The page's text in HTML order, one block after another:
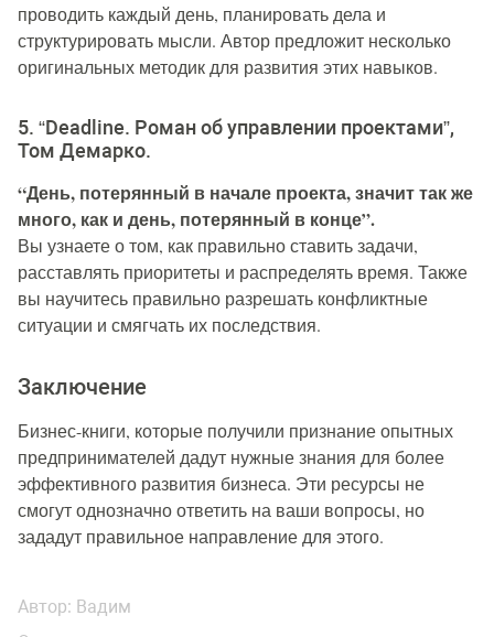
проводить каждый день, планировать дела и
структурировать мысли. Автор предложит несколько
оригинальных методик для развития этих навыков.
5. “Deadline. Роман об управлении проектами”,
Том Демарко.
“День, потерянный в начале проекта, значит так же
много, как и день, потерянный в конце”.
Вы узнаете о том, как правильно ставить задачи,
расставлять приоритеты и распределять время. Также
вы научитесь правильно разрешать конфликтные
ситуации и смягчать их последствия.
Заключение
Бизнес-книги, которые получили признание опытных
предпринимателей дадут нужные знания для более
эффективного развития бизнеса. Эти ресурсы не
смогут однозначно ответить на ваши вопросы, но
зададут правильное направление для этого.
Автор: Вадим